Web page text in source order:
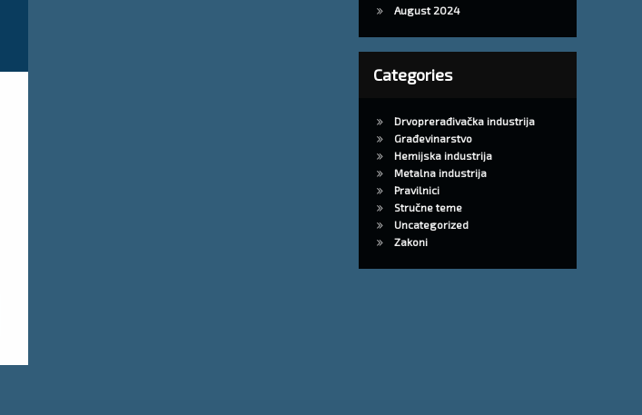
i skladištenje tehničkih plinova
August 2024
Categories
Drvoprerađivačka industrija
Građevinarstvo
Hemijska industrija
Metalna industrija
Pravilnici
Stručne teme
Uncategorized
Zakoni